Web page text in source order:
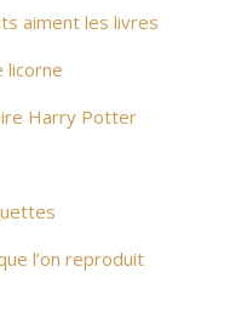
aiment les livres
licorne
Harry Potter
l’on reproduit